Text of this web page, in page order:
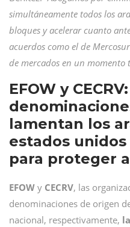
simultáneamente todos los
bloques y acelerar cuanto
acuerdos como el de
de mercados en un momento
EFOW y
lamentan los
estados
para proteger
EFOW y CECRV, las
denominaciones de origen
nacional, respectivamente,